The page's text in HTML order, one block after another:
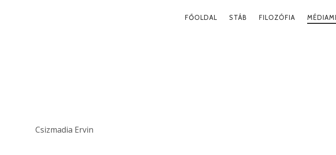
PRIMARY
FŐOLDAL STÁB FILOZÓFIA
Csizmadia Ervin